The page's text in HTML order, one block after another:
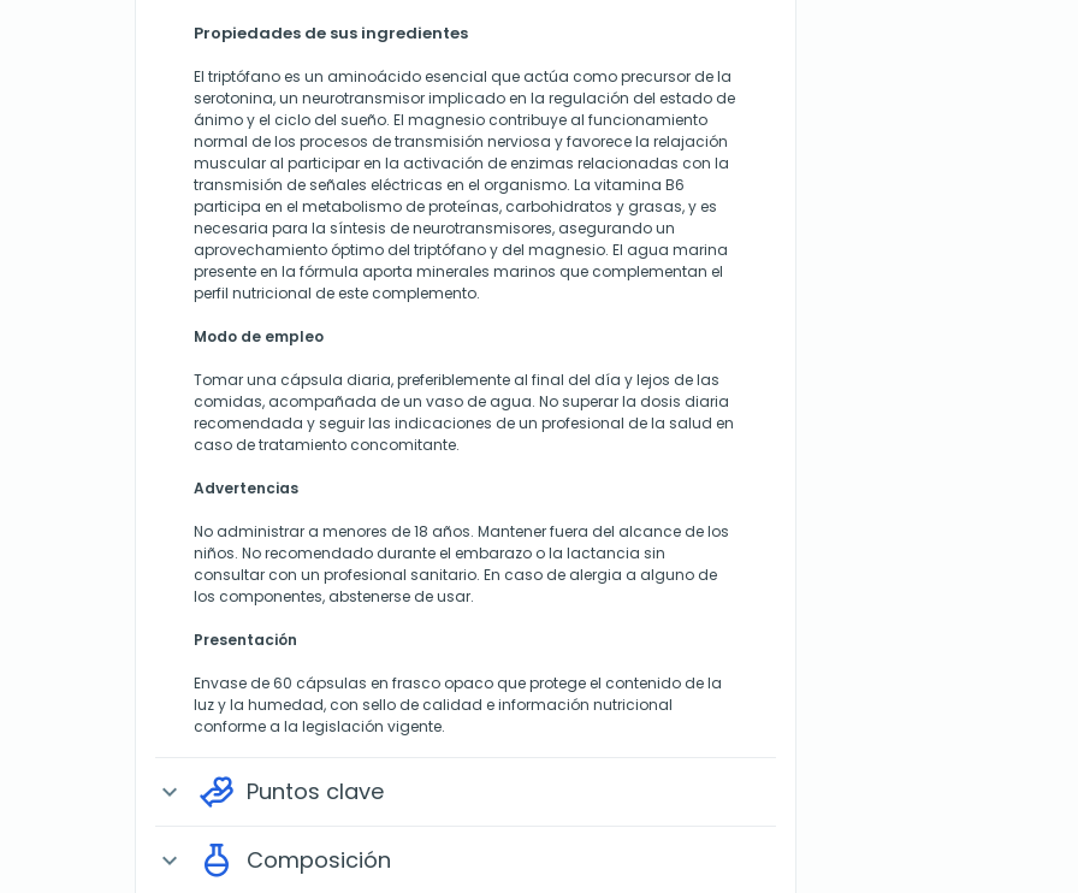
Propiedades de sus ingredientes
El triptófano es un aminoácido esencial que actúa como precursor de la
serotonina, un neurotransmisor implicado en la regulación del estado de
ánimo y el ciclo del sueño. El magnesio contribuye al funcionamiento
normal de los procesos de transmisión nerviosa y favorece la relajación
muscular al participar en la activación de enzimas relacionadas con la
transmisión de señales eléctricas en el organismo. La vitamina B6
participa en el metabolismo de proteínas, carbohidratos y grasas, y es
necesaria para la síntesis de neurotransmisores, asegurando un
aprovechamiento óptimo del triptófano y del magnesio. El agua marina
presente en la fórmula aporta minerales marinos que complementan el
perfil nutricional de este complemento.
Modo de empleo
Tomar una cápsula diaria, preferiblemente al final del día y lejos de las
comidas, acompañada de un vaso de agua. No superar la dosis diaria
recomendada y seguir las indicaciones de un profesional de la salud en
caso de tratamiento concomitante.
Advertencias
No administrar a menores de 18 años. Mantener fuera del alcance de los
niños. No recomendado durante el embarazo o la lactancia sin
consultar con un profesional sanitario. En caso de alergia a alguno de
los componentes, abstenerse de usar.
Presentación
Envase de 60 cápsulas en frasco opaco que protege el contenido de la
luz y la humedad, con sello de calidad e información nutricional
conforme a la legislación vigente.
expand_more Puntos clave
expand_more Composición